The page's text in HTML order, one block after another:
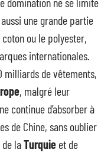
une grande partie
ou le polyester,
internationales.
milliards de vêtements,
, malgré leur
continue d’absorber à
de Chine, sans oublier
de laTurquie et de